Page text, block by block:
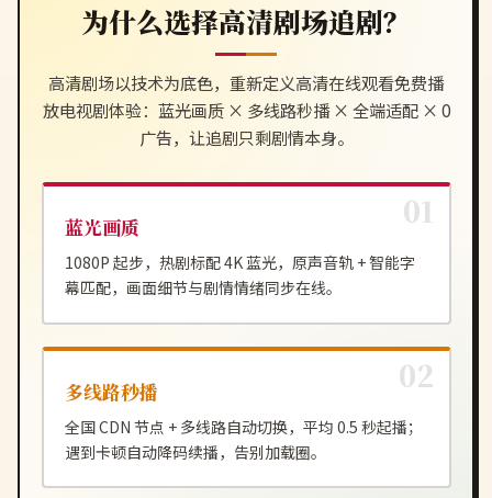
为什么选择高清剧场追剧？
高清剧场以技术为底色，重新定义高清在线观看免费播
放电视剧体验：蓝光画质 × 多线路秒播 × 全端适配 × 0
广告，让追剧只剩剧情本身。
蓝光画质
1080P 起步，热剧标配 4K 蓝光，原声音轨 + 智能字
幕匹配，画面细节与剧情情绪同步在线。
多线路秒播
全国 CDN 节点 + 多线路自动切换，平均 0.5 秒起播；
遇到卡顿自动降码续播，告别加载圈。